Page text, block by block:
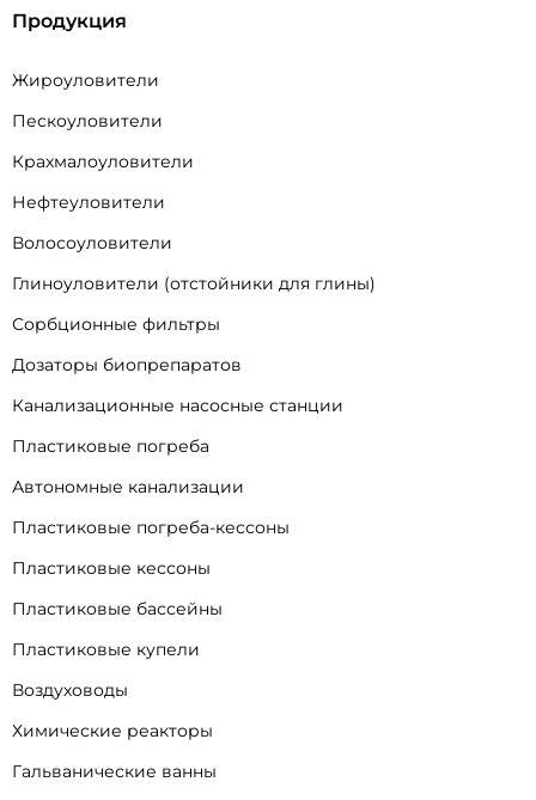
Продукция
Жироуловители
Пескоуловители
Крахмалоуловители
Нефтеуловители
Волосоуловители
Глиноуловители (отстойники для глины)
Сорбционные фильтры
Дозаторы биопрепаратов
Канализационные насосные станции
Пластиковые погреба
Автономные канализации
Пластиковые погреба-кессоны
Пластиковые кессоны
Пластиковые бассейны
Пластиковые купели
Воздуховоды
Химические реакторы
Гальванические ванны